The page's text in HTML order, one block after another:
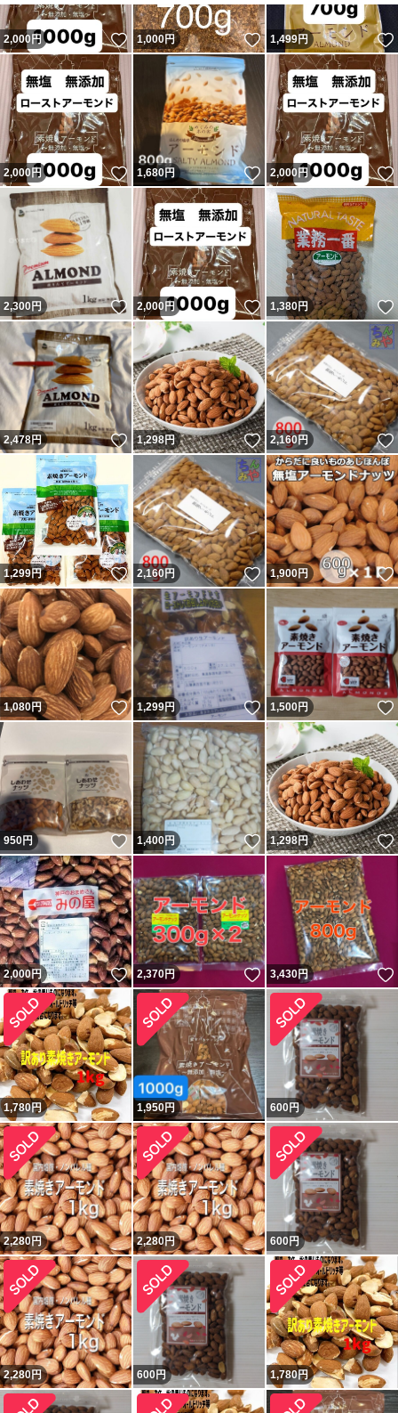
2,000 円 いいね！
1,000円 いいね！
1,499円
2,000 円 いいね！
1,680円 いいね！
2,000 円
2,300円 いいね！
2,000 円 いいね！
1,380円
2,478円 いいね！
1,298円 いいね！
2,160円
1,299円 いいね！
2,160 円 いいね！
1,900円
1,080円 いいね！
1,299円 いいね！
1,500円
950円 いいね！
1,400円 いいね！
1,298円
2,000円 いいね！
2,370円 いいね！
3,430円
1,780円 1,950円 600円
2,280円 2,280円 600円
2,280円 600円 1,780円